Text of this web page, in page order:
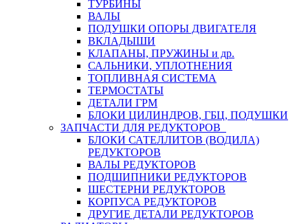
ТУРБИНЫ
ВАЛЫ
ПОДУШКИ ОПОРЫ ДВИГАТЕЛЯ
ВКЛАДЫШИ
КЛАПАНЫ, ПРУЖИНЫ и др.
САЛЬНИКИ, УПЛОТНЕНИЯ
ТОПЛИВНАЯ СИСТЕМА
ТЕРМОСТАТЫ
ДЕТАЛИ ГРМ
БЛОКИ ЦИЛИНДРОВ, ГБЦ, ПОДУШКИ
ЗАПЧАСТИ ДЛЯ РЕДУКТОРОВ
БЛОКИ САТЕЛЛИТОВ (ВОДИЛА)
РЕДУКТОРОВ
ВАЛЫ РЕДУКТОРОВ
ПОДШИПНИКИ РЕДУКТОРОВ
ШЕСТЕРНИ РЕДУКТОРОВ
КОРПУСА РЕДУКТОРОВ
ДРУГИЕ ДЕТАЛИ РЕДУКТОРОВ